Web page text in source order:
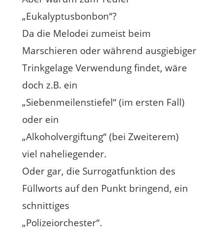
„Eukalyptusbonbon“?
Da die Melodei zumeist beim
Marschieren oder während ausgiebiger
Trinkgelage Verwendung findet, wäre
doch z.B. ein
„Siebenmeilenstiefel“ (im ersten Fall)
oder ein
„Alkoholvergiftung“ (bei Zweiterem)
viel naheliegender.
Oder gar, die Surrogatfunktion des
Füllworts auf den Punkt bringend, ein
schnittiges
„Polizeiorchester“.